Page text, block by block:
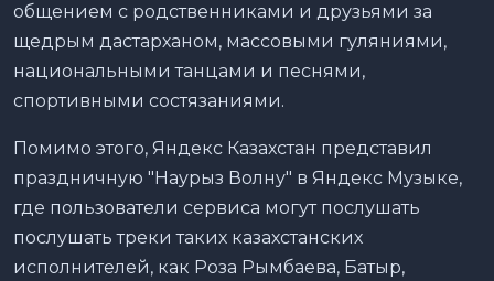
общением с родственниками и друзьями за
щедрым дастарханом, массовыми гуляниями,
национальными танцами и песнями,
спортивными состязаниями.
Помимо этого, Яндекс Казахстан представил
праздничную "Наурыз Волну" в Яндекс Музыке,
где пользователи сервиса могут послушать
послушать треки таких казахстанских
исполнителей, как Роза Рымбаева, Батыр,